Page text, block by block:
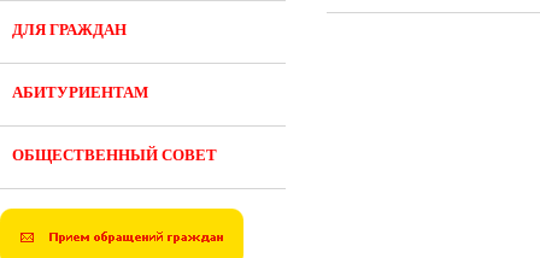
ДЛЯ ГРАЖДАН
АБИТУРИЕНТАМ
ОБЩЕСТВЕННЫЙ СОВЕТ